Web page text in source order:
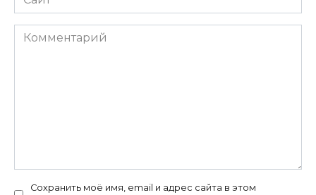
Комментарий
Сохранить моё имя, email и адрес сайта в этом